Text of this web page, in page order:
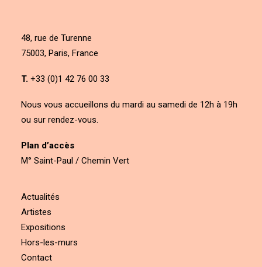
48, rue de Turenne
75003, Paris, France
T. +33 (0)1 42 76 00 33
Nous vous accueillons du mardi au samedi de 12h à 19h
ou sur rendez-vous.
Plan d’accès
M° Saint-Paul / Chemin Vert
Actualités
Artistes
Expositions
Hors-les-murs
Contact